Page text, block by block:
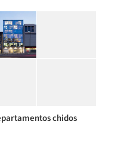
chidos